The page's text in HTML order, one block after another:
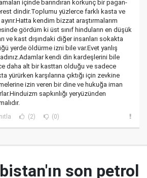
içinde barındıran korkunç bir pagan-
dindir.Toplumu yüzlerce farklı kasta ve
ayırır.Hatta kendim bizzat araştırmalarım
gördüm ki üst sınıf hinduların en düşük
ve kast dışındaki diğer insanları sokakta
yerde öldürme izni bile var.Evet yanlış
kendi din kardeşlerini bile
daha alt bir kasttan olduğu ve sadece
yürürken karşılarına çıktığı için zevkine
izin veren bir dine ve hukuğa iman
sapkınlığı yeryüzünden
(2) (0)
son petrol